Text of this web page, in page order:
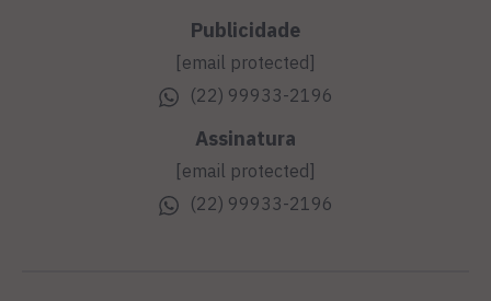
Publicidade
[email protected]
(22) 99933-2196
Assinatura
[email protected]
(22) 99933-2196